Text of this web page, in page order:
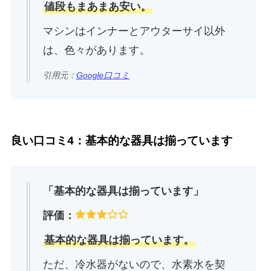
値段もまあまあ安い。
マシンはインナーとアウターサイ以外
は、色々があります。
引用元： Google口コミ
良い口コミ4：基本的な器具は揃っています
「基本的な器具は揃っています」
評価：
基本的な器具は揃っています。
ただ、冷水器がないので、水素水を契